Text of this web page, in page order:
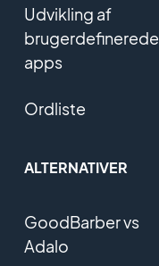
Udvikling af
brugerdefinerede
apps
Ordliste
ALTERNATIVER
GoodBarber vs
Adalo